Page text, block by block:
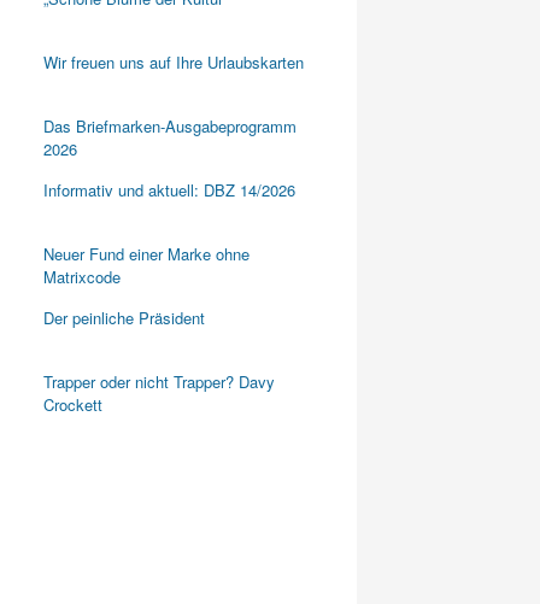
Wir freuen uns auf Ihre Urlaubskarten
Das Briefmarken-Ausgabeprogramm
2026
Informativ und aktuell: DBZ 14/2026
Neuer Fund einer Marke ohne
Matrixcode
Der peinliche Präsident
Trapper oder nicht Trapper? Davy
Crockett